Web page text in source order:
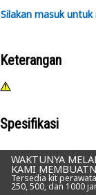
Silakan masuk
Keterangan
Spesifikasi
WAKTUNYA
KAMI
Tersedia kit
250, 500, dan 1000